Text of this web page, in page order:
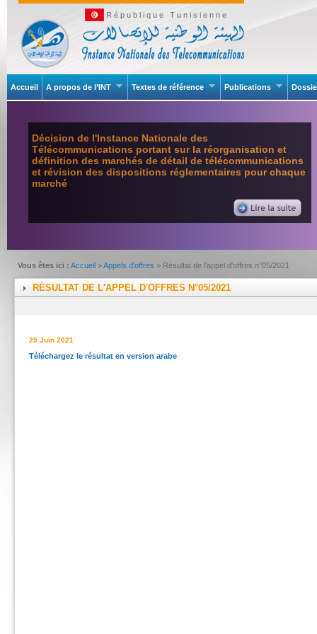
République Tunisienne
Accueil A propos de l’INT Textes de référence Publications
Décision de l'Instance Nationale des
Télécommunications portant sur la réorganisation et
définition des marchés de détail de télécommunications
et révision des dispositions réglementaires pour chaque
marché
Vous êtes ici : Accueil >Appels d'offres > Résultat de l'appel d'offres n°05/2021
RÉSULTAT DE L'APPEL D'OFFRES N°05/2021
25 Juin 2021
Téléchargez le résultat en version arabe